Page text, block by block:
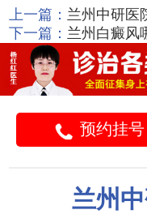
上一篇： 兰州中研医
下一篇： 兰州白癜风
预约挂号
兰州